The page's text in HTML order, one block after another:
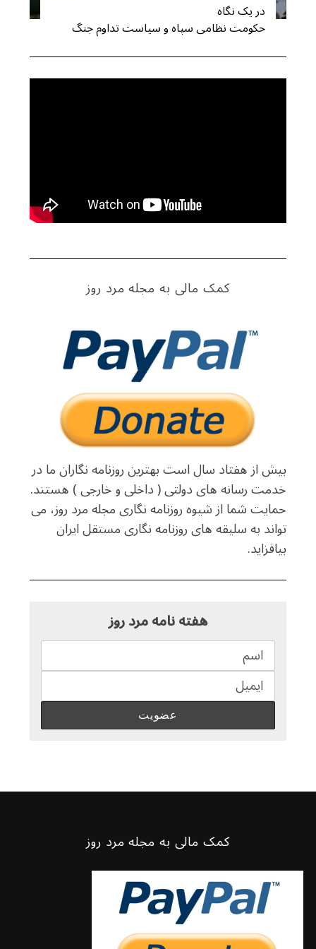
در یک نگاه
حکومت نظامی سپاه و سیاست تداوم جنگ
کمک مالی به مجله مرد روز
بیش از هفتاد سال است بهترین روزنامه نگاران ما در
خدمت رسانه های دولتی ( داخلی و خارجی ) هستند.
حمایت شما از شیوه روزنامه نگاری مجله مرد روز، می
تواند به سلیقه های روزنامه نگاری مستقل ایران
بیافزاید.
هفته نامه مرد روز
کمک مالی به مجله مرد روز